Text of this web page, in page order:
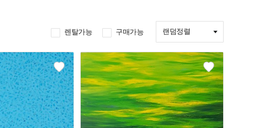
렌탈가능 구매가능 랜덤정렬